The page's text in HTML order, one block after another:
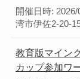
開催日時:
湾市伊佐2-20-
教育版マイン
カップ参加ワ